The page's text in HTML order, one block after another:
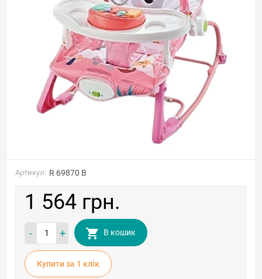
Артикул: R 69870 B
1 564 грн.
- + В кошик
Купити за 1 клiк